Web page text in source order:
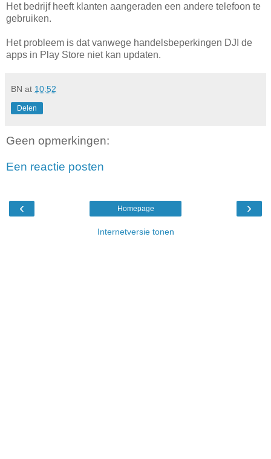
Het bedrijf heeft klanten aangeraden een andere telefoon te
gebruiken.
Het probleem is dat vanwege handelsbeperkingen DJI de
apps in Play Store niet kan updaten.
BN at 10:52
Delen
Geen opmerkingen:
Een reactie posten
‹ ›
Homepage
Internetversie tonen